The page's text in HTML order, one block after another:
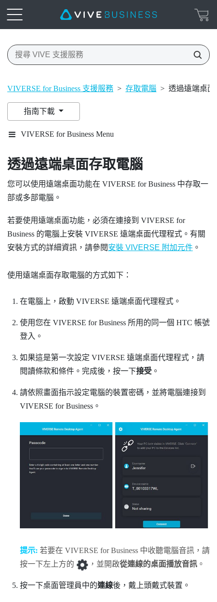
VIVERSE for Business 支援服務 > 存取電腦 > 透過遠端桌面
指南下載
VIVERSE for Business Menu
透過遠端桌面存取電腦
您可以使用遠端桌面功能在 VIVERSE for Business 中存取一
部或多部電腦。
若要使用遠端桌面功能，必須在連接到 VIVERSE for
Business 的電腦上安裝 VIVERSE 遠端桌面代理程式 。有關
安裝方式的詳細資訊，請參閱安裝 VIVERSE 附加元件 。
使用遠端桌面存取電腦的方式如下：
在電腦上，啟動 VIVERSE 遠端桌面代理程式。
使用您在 VIVERSE for Business所用的同一個 HTC 帳號
登入。
如果這是第一次設定 VIVERSE 遠端桌面代理程式，請
閱讀條款和條件。完成後，按一下接受。
請依照畫面指示設定電腦的裝置密碼，並將電腦連接到
VIVERSE for Business。
提示: 若要在 VIVERSE for Business中收聽電腦音訊，請
按一下左上方的
，並開啟從連線的桌面播放音訊。
按一下桌面管理員中的連線後，戴上頭戴式裝置。